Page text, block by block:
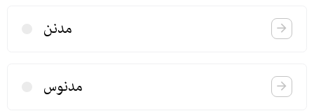
مدنن
مدنوس